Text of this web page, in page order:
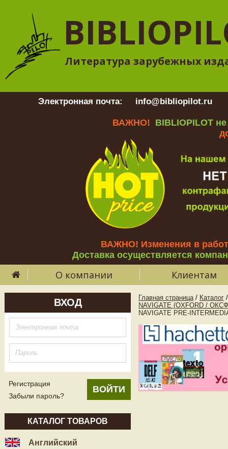
Литература зарубежных
Электронная почта: info@bibliopilot.ru
ВАЖНО! BIBLIOPILOT
ВАЖНО! Изменения в
Доставка осуществляется
О компании Клиентам
ВХОД
Регистрация
Забыли пароль?
КАТАЛОГ ТОВАРОВ
Английский
Главная страница / Каталог /
NAVIGATE (OXFORD /
NAVIGATE PRE-